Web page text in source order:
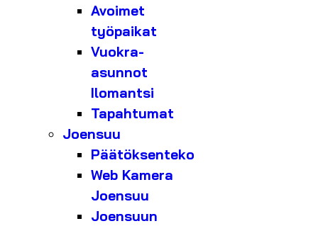
Avoimet
työpaikat
Vuokra-
asunnot
Ilomantsi
Tapahtumat
Joensuu
Päätöksenteko
Web Kamera
Joensuu
Joensuun